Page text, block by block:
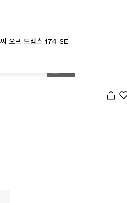
씨 오브 드림스 174 SE